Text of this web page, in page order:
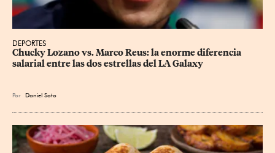
DEPORTES
Chucky Lozano vs. Marco Reus: la enorme diferencia
salarial entre las dos estrellas del LA Galaxy
Por Daniel Soto